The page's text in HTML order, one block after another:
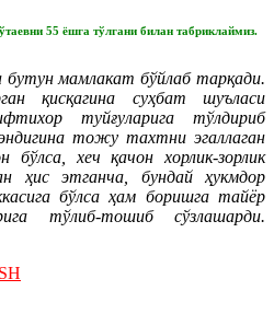
55 ёшга тўлгани билан табриклаймиз.
бутун мамлакат бўйлаб тарқади.
қисқагина суҳбат шуъласи
туйғуларига тўлдириб
тожу тахтни эгаллаган
бўлса, хеч қачон хорлик-зорлик
ҳис этганча, бундай ҳукмдор
бўлса ҳам боришга тайёр
тўлиб-тошиб сўзлашарди.